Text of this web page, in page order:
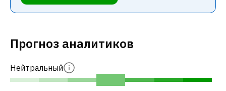
Прогноз аналитиков
Нейтральный